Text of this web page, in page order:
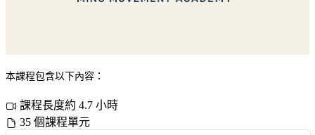
本課程包含以下內容：
課程長度約 4.7 小時
35 個課程單元